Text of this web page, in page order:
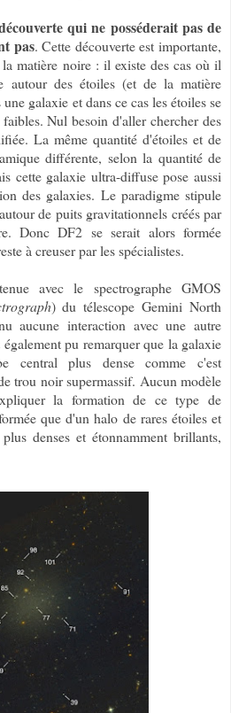
qui ne posséderait pas de
pas. Cette découverte est importante,
matière noire : il existe des cas où il
autour des étoiles (et de la matière
galaxie et dans ce cas les étoiles se
Nul besoin d'aller chercher des
La même quantité d'étoiles et de
différente, selon la quantité de
cette galaxie ultra-diffuse pose aussi
des galaxies. Le paradigme stipule
de puits gravitationnels créés par
Donc DF2 se serait alors formée
à creuser par les spécialistes.
avec le spectrographe GMOS
) du télescope Gemini North
aucune interaction avec une autre
pu remarquer que la galaxie
central plus dense comme c'est
trou noir supermassif. Aucun modèle
la formation de ce type de
que d'un halo de rares étoiles et
denses et étonnamment brillants,